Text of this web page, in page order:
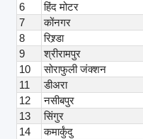
6
हिंद मोटर
7
कोंनगर
8
रिश्र्डा
9
श्रीरामपुर
10
सोराफुली जंक्शन
11
डीअरा
12
नसीबपुर
13
सिंगुर
14
कमार्कुंदु